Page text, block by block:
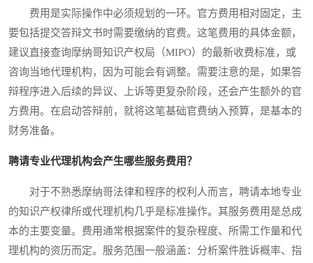
费用是实际操作中必须规划的一环。官方费用相对固定，主
要包括提交答辩文书时需要缴纳的官费。这笔费用的具体金额，
建议直接查询摩纳哥知识产权局（MIPO）的最新收费标准，或
咨询当地代理机构，因为可能会有调整。需要注意的是，如果答
辩程序进入后续的异议、上诉等更复杂阶段，还会产生额外的官
方费用。在启动答辩前，就将这笔基础官费纳入预算，是基本的
财务准备。
聘请专业代理机构会产生哪些服务费用？
对于不熟悉摩纳哥法律和程序的权利人而言，聘请本地专业
的知识产权律所或代理机构几乎是标准操作。其服务费用是总成
本的主要变量。费用通常根据案件的复杂程度、所需工作量和代
理机构的资历而定。服务范围一般涵盖：分析案件胜诉概率、指